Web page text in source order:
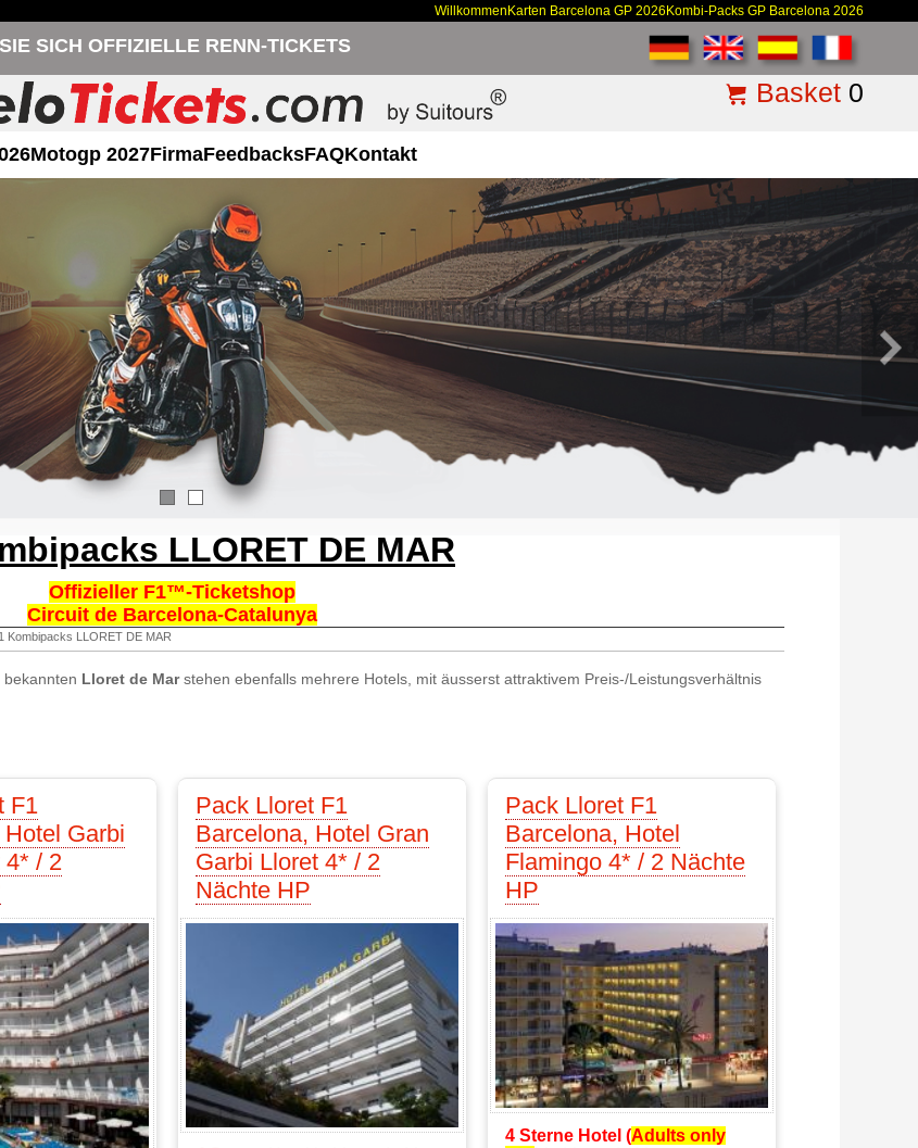
Willkommen Karten Barcelona GP 2026 Kombi-Packs GP Barcelona 2026
SICH OFFIZIELLE RENN-TICKETS
Basket 0
Motogp 2027FirmaFeedbacksFAQKontakt
LLORET DE MAR
Offizieller F1™-Ticketshop
Circuit de Barcelona-Catalunya
Kombipacks LLORET DE MAR
Lloret de Marstehen ebenfalls mehrere Hotels, mit äusserst attraktivem Preis-/Leistungsverhältnis
F1
Garbi
4* / 2
Pack Lloret F1
Barcelona, Hotel Gran
Garbi Lloret 4* / 2
Nächte HP
Pack Lloret F1
Barcelona, Hotel
Flamingo 4* / 2 Nächte
HP
4 Sterne Hotel (Adults only